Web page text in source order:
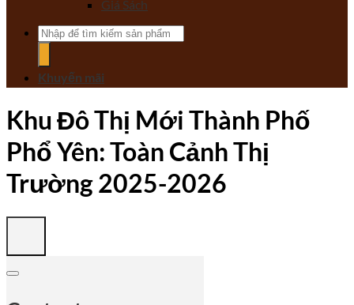
Giá Sách
Tìm
kiếm:
Khuyến mãi
Khu Đô Thị Mới Thành Phố
Phổ Yên: Toàn Cảnh Thị
Trường 2025-2026